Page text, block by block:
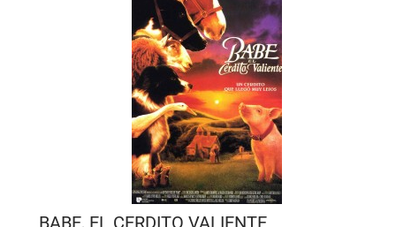
BABE, EL CERDITO VALIENTE